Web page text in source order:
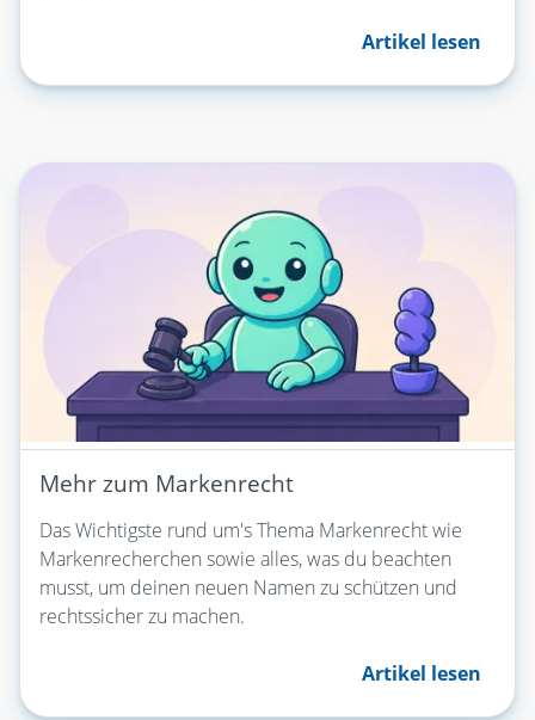
Artikel lesen
Mehr zum Markenrecht
Das Wichtigste rund um's Thema Markenrecht wie
Markenrecherchen sowie alles, was du beachten
musst, um deinen neuen Namen zu schützen und
rechtssicher zu machen.
Artikel lesen